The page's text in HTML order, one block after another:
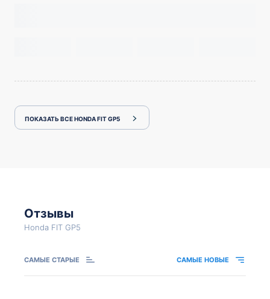
ПОКАЗАТЬ ВСЕ HONDA FIT GP5
Отзывы
Honda FIT GP5
САМЫЕ СТАРЫЕ САМЫЕ НОВЫЕ